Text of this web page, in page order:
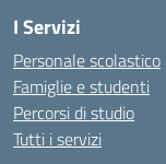
I Servizi
Personale scolastico
Famiglie e studenti
Percorsi di studio
Tutti i servizi